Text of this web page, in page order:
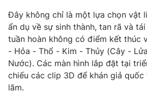
Đây không chỉ là một lựa chọn vật
ẩn dụ về sự sinh thành, tan rã và
tuần hoàn không có điểm kết thúc
- Hỏa - Thổ - Kim - Thủy (Cây -
Nước). Các màn hình lắp đặt tại
chiếu các clip 3D để khán giả
lãm.